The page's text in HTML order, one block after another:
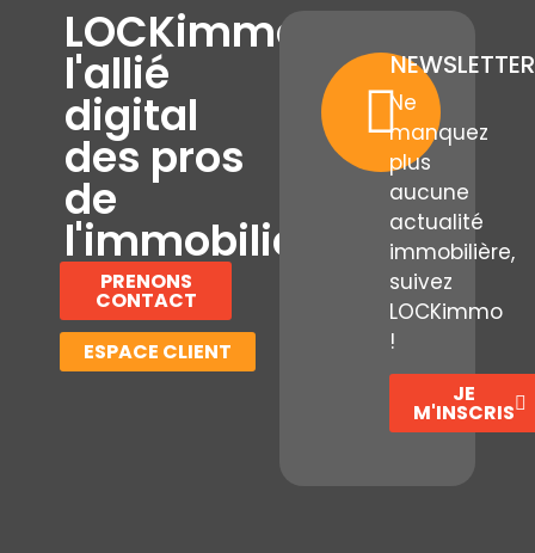
LOCKimmo,
l'allié
digital
des pros
de
l'immobilier
PRENONS
CONTACT
ESPACE CLIENT
NEWSLETTER
Ne
manquez
plus
aucune
actualité
immobilière,
suivez
LOCKimmo
!
JE
M'INSCRIS